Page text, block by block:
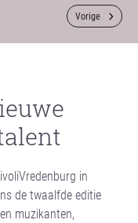
Vorige
in
de twaalfde editie
muzikanten,